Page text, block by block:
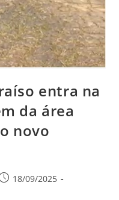
entra na
da área
novo
18/09/2025